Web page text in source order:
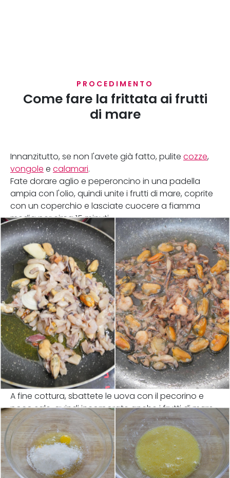
PROCEDIMENTO
Come fare la frittata ai frutti
di mare
Innanzitutto, se non l'avete già fatto, pulite cozze,
vongole e calamari.
Fate dorare aglio e peperoncino in una padella
ampia con l'olio, quindi unite i frutti di mare, coprite
con un coperchio e lasciate cuocere a fiamma
media per circa 15 minuti.
A fine cottura, sbattete le uova con il pecorino e
poco sale, quindi incorporate anche i frutti di mare.